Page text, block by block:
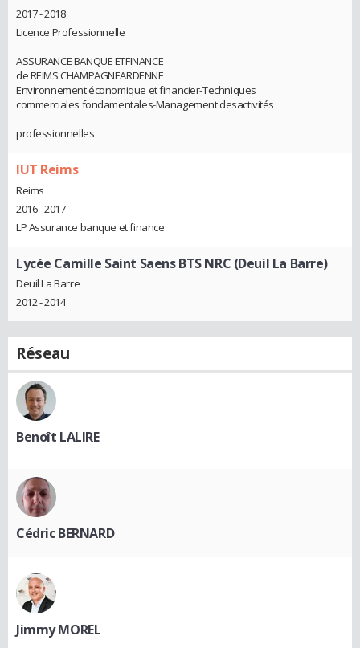
2017 - 2018
Licence Professionnelle
ASSURANCE BANQUE ETFINANCE
de REIMS CHAMPAGNEARDENNE
Environnement économique et financier-Techniques
commerciales fondamentales-Management desactivités
professionnelles
IUT Reims
Reims
2016 - 2017
LP Assurance banque et finance
Lycée Camille Saint Saens BTS NRC (Deuil La Barre)
Deuil La Barre
2012 - 2014
Réseau
Benoît LALIRE
Cédric BERNARD
Jimmy MOREL